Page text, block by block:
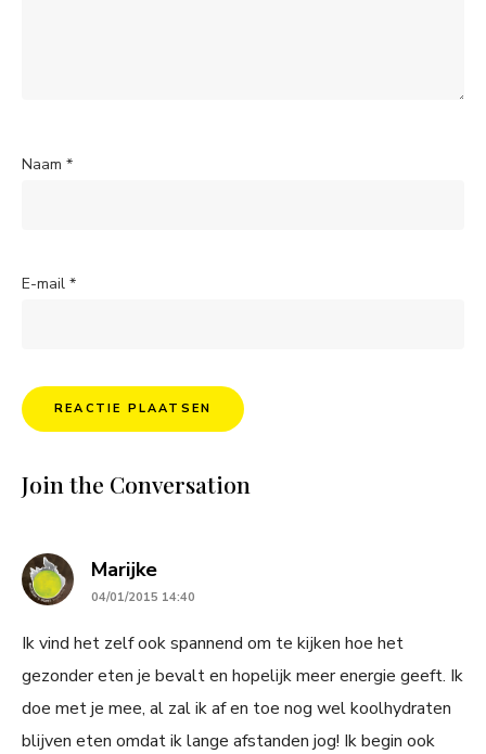
Naam *
E-mail *
Join the Conversation
Marijkesays:
04/01/2015 14:40
Ik vind het zelf ook spannend om te kijken hoe het
gezonder eten je bevalt en hopelijk meer energie geeft. Ik
doe met je mee, al zal ik af en toe nog wel koolhydraten
blijven eten omdat ik lange afstanden jog! Ik begin ook